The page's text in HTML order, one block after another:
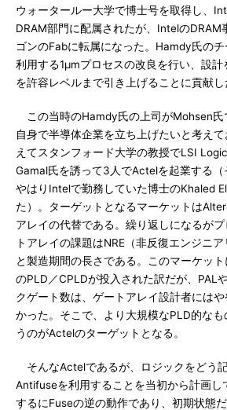
ウォータールー大学で博士号を取得し、
DRAM部門に配属されたが、IntelのDRAM
ゴンのFabに転属になった。Hamdy氏の
利用する1μmプロセスの改良を行い、設計
を許容レベルまで引き上げることに貢献し
この当時のHamdy氏の上司がMohsen氏
自身で半導体企業を立ち上げたいと考え
えてスタンフォード大学の教授でLSI
Gamal氏を誘って3人でActelを起業する（
やはりIntelで勤務していた博士のKhaled
た）。ターゲットとなるマーケットは
アレイの代替である。繰り返しになるが
トアレイの課題はNRE（非反復エンジニ
と製造期間の長さである。このマーケッ
のPLD／CPLDが投入された訳だが、PAL
クゲート数は、ゲートアレイ設計者には
かった。そこで、より大規模なPLD的な
うのがActelのターゲットとなる。
そんなActelであるが、ロジックをどう記
Antifuseを利用することを当初から計画
するにFuseの逆の動作であり、初期状態